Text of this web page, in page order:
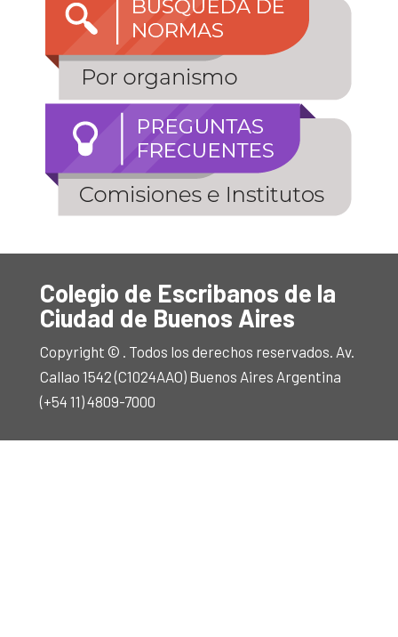
Colegio de Escribanos de la
Ciudad de Buenos Aires
Copyright © . Todos los derechos reservados. Av.
Callao 1542 (C1024AAO) Buenos Aires Argentina
(+54 11) 4809-7000